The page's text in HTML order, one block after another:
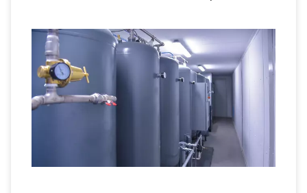
Schraubenkompressoren unterstützt.